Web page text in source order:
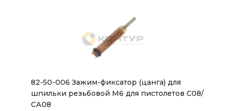
82-50-006 Зажим-фиксатор (цанга) для
шпильки резьбовой М6 для пистолетов С08/
СА08